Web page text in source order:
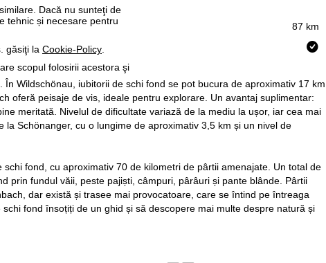
Dacă nu sunteţi de
tehnic și necesare pentru
găsiţi la Cookie-Policy
scopul folosirii acestora şi
87 km
Wildschönau, iubitorii de schi fond se pot bucura de aproximativ 17 km
oferă peisaje de vis, ideale pentru explorare. Un avantaj suplimentar:
meritată. Nivelul de dificultate variază de la mediu la ușor, iar cea mai
Schönanger, cu o lungime de aproximativ 3,5 km și un nivel de
fond, cu aproximativ 70 de kilometri de pârtii amenajate. Un total de
prin fundul văii, peste pajiști, câmpuri, pârâuri și pante blânde. Pârtii
dar există și trasee mai provocatoare, care se întind pe întreaga
fond însoțiți de un ghid și să descopere mai multe despre natură și